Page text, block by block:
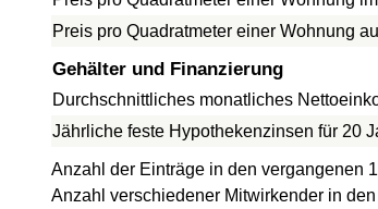
Preis pro Quadratmeter einer Wohnung
Gehälter und Finanzierung
Durchschnittliches monatliches
Jährliche feste Hypothekenzinsen für 20
Anzahl der Einträge in den vergangenen
Anzahl verschiedener Mitwirkender in